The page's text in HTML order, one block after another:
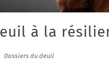
à la
Dossiers du deuil